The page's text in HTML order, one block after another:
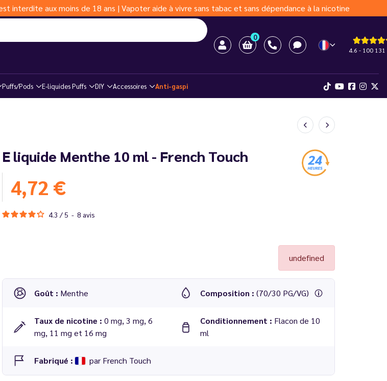
interdite aux moins de 18 ans | Vapoter aide à vivre sans tabac et sans dépendance à la nicotine
0
4.6 - 100 131
Puffs/Pods E-liquides Puffs DIY Accessoires Anti-gaspi
E liquide Menthe 10 ml - French Touch
4,72 €
4.3 / 5 - 8 avis
undefined
Goût : Menthe Composition : (70/30 PG/VG)
Taux de nicotine : 0 mg, 3 mg, 6
mg, 11 mg et 16 mg
Conditionnement : Flacon de 10
ml
Fabriqué : par French Touch